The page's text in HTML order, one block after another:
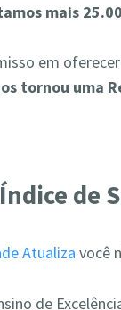
mais
em oferecer
tornou uma
de
Atualiza você
de